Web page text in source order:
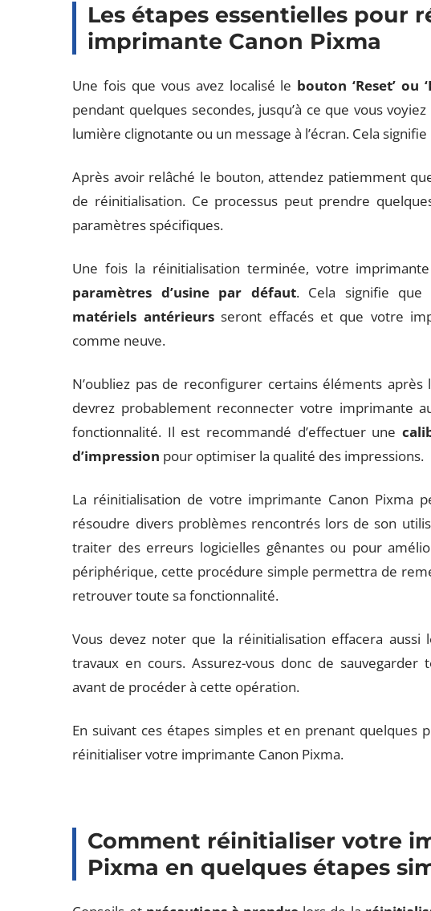
Les étapes essentielles pour
imprimante Canon Pixma
Une fois que vous avez localisé le bouton ‘Reset’ ou
pendant quelques secondes, jusqu’à ce que vous voyiez
lumière clignotante ou un message à l’écran. Cela
Après avoir relâché le bouton, attendez patiemment
de réinitialisation. Ce processus peut prendre
paramètres spécifiques.
Une fois la réinitialisation terminée, votre
paramètres d’usine par défaut. Cela signifie que
matériels antérieursseront effacés et que votre
comme neuve.
N’oubliez pas de reconfigurer certains éléments
devrez probablement reconnecter votre imprimante
fonctionnalité. Il est recommandé d’effectuer une
d’impression pour optimiser la qualité des impressions.
La réinitialisation de votre imprimante Canon Pixma
résoudre divers problèmes rencontrés lors de son
traiter des erreurs logicielles gênantes ou pour
périphérique, cette procédure simple permettra de
retrouver toute sa fonctionnalité.
Vous devez noter que la réinitialisation effacera aussi
travaux en cours. Assurez-vous donc de
avant de procéder à cette opération.
En suivant ces étapes simples et en prenant quelques
réinitialiser votre imprimante Canon Pixma.
Comment réinitialiser votre
Pixma en quelques étapes